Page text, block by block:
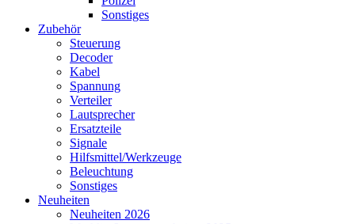
Sonstiges
Zubehör
Steuerung
Decoder
Kabel
Spannung
Verteiler
Lautsprecher
Ersatzteile
Signale
Hilfsmittel/Werkzeuge
Beleuchtung
Sonstiges
Neuheiten
Neuheiten 2026